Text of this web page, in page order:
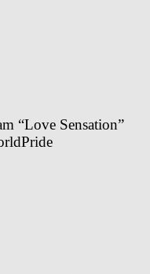
“Love Sensation”